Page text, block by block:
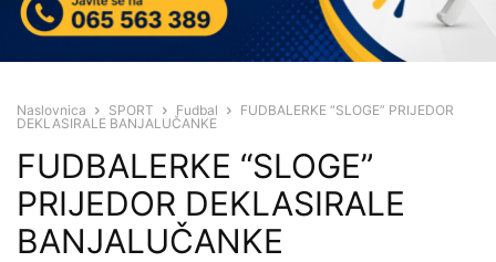
Naslovnica SPORT Fudbal
FUDBALERKE “SLOGE” PRIJEDOR
DEKLASIRALE BANJALUČANKE
FUDBALERKE “SLOGE”
PRIJEDOR DEKLASIRALE
BANJALUČANKE